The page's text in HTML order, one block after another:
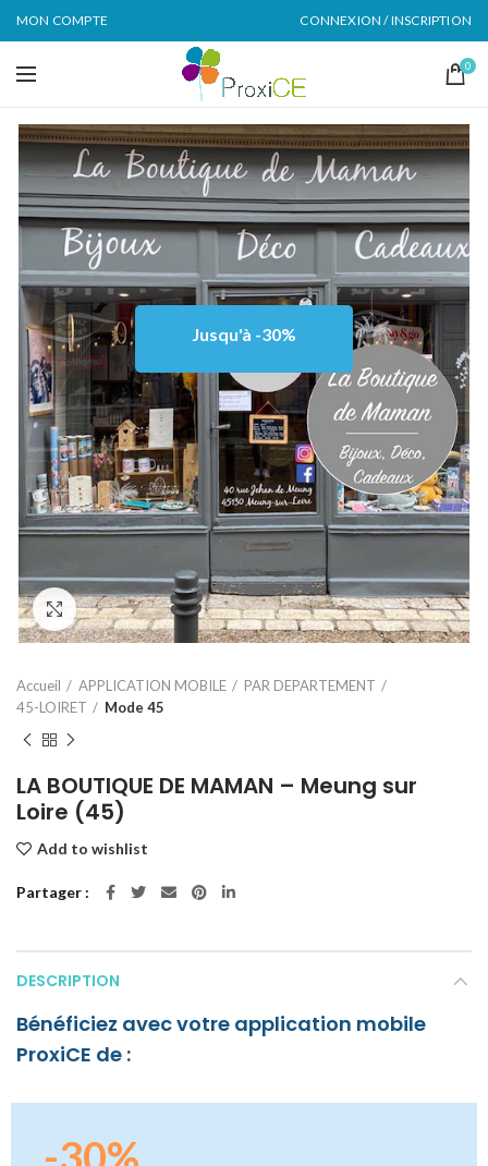
MON COMPTE CONNEXION / INSCRIPTION
0
Click to enlarge
Jusqu'à -30%
Accueil APPLICATION MOBILE
PAR DEPARTEMENT
45-LOIRET
Mode 45
LA BOUTIQUE DE MAMAN – Meung sur
Loire (45)
Add to wishlist
Partager
DESCRIPTION
Bénéficiez avec votre application mobile
ProxiCE de :